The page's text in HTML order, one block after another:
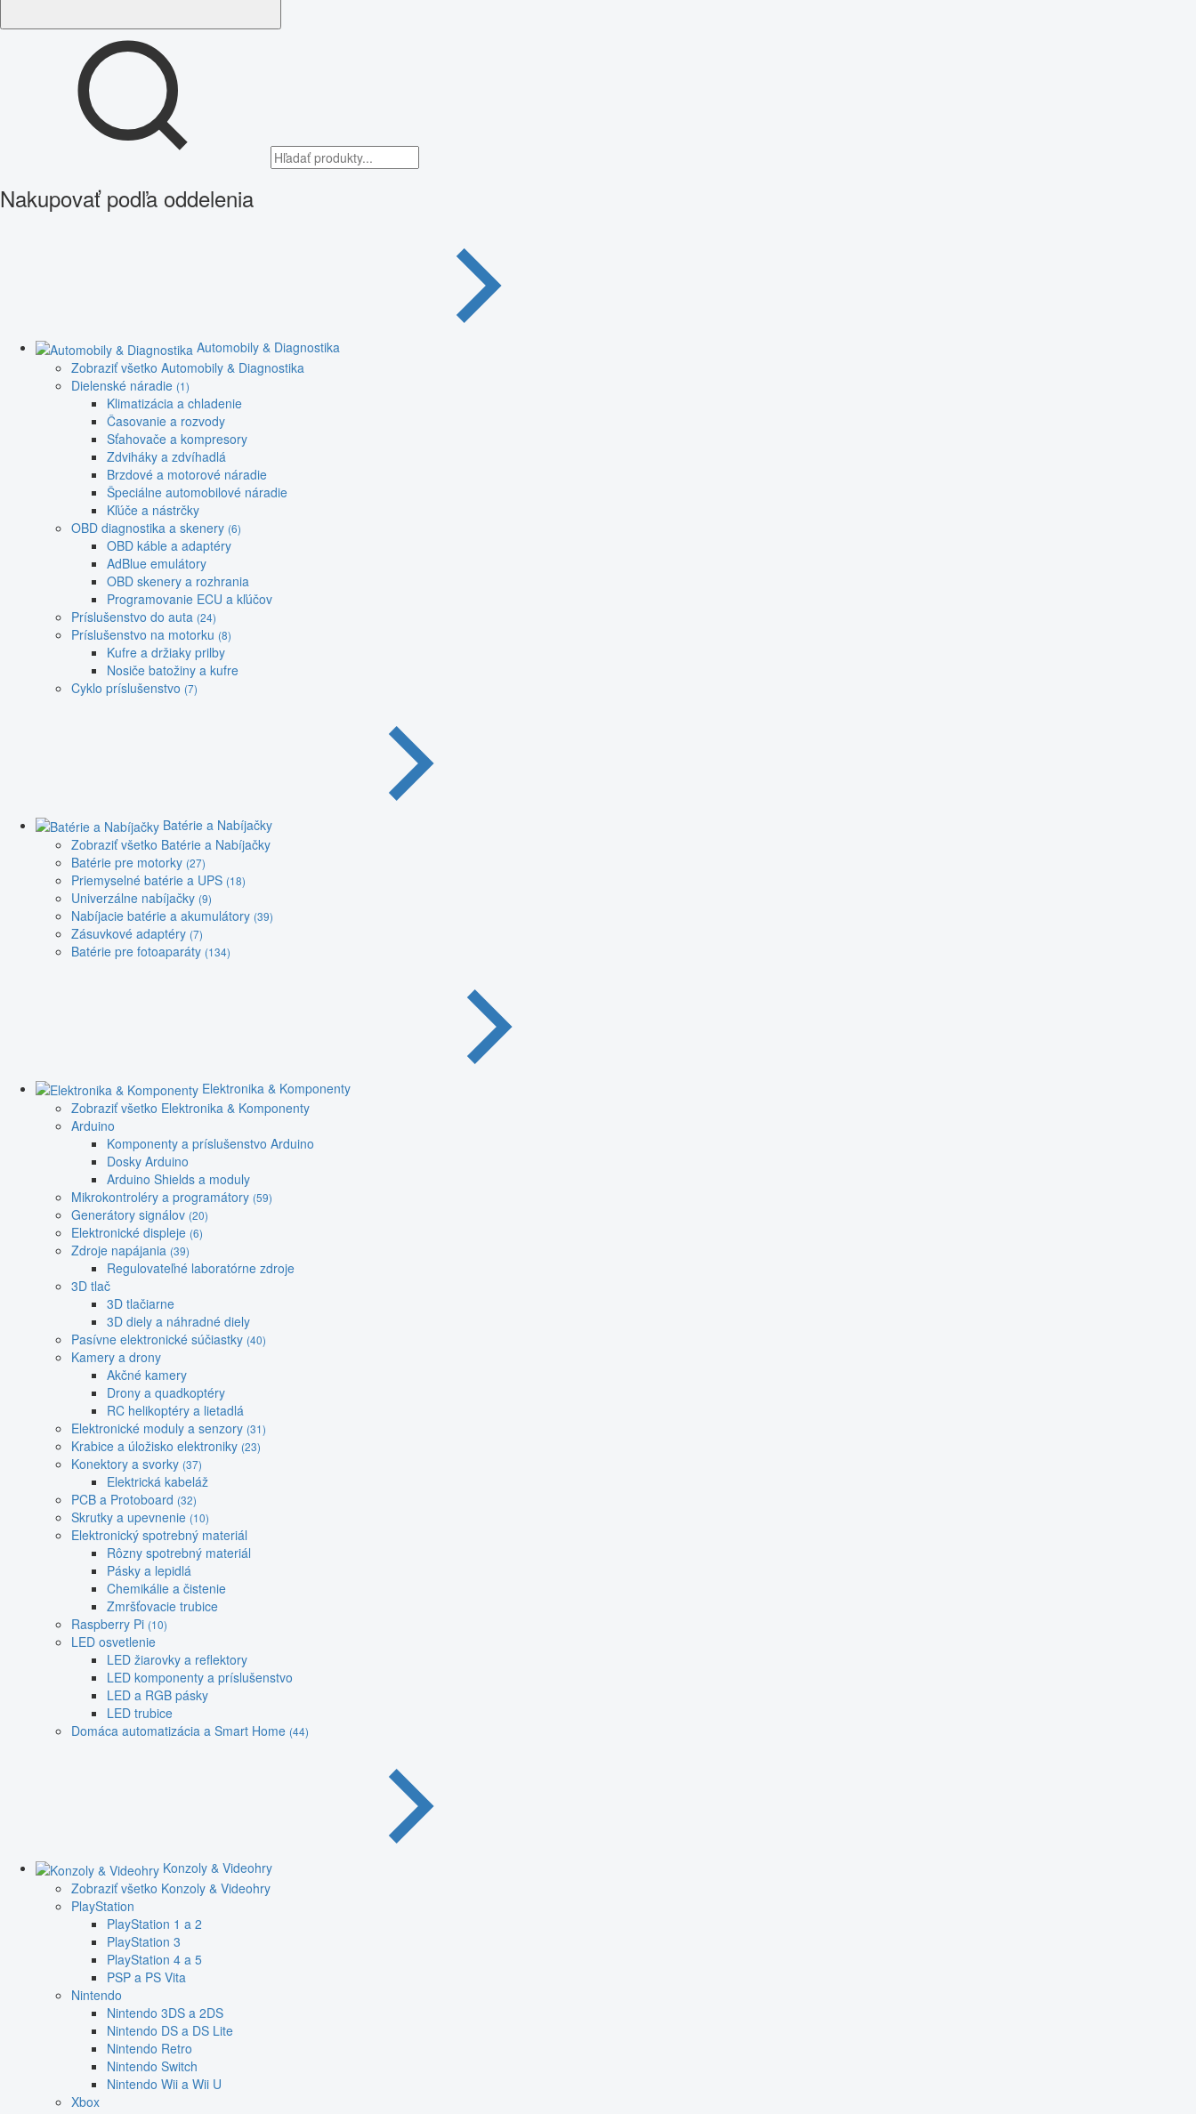
Nakupovať podľa oddelenia
Automobily & Diagnostika
Zobraziť všetko Automobily & Diagnostika
Dielenské náradie (1)
Klimatizácia a chladenie
Časovanie a rozvody
Sťahovače a kompresory
Zdviháky a zdvíhadlá
Brzdové a motorové náradie
Špeciálne automobilové náradie
Kľúče a nástrčky
OBD diagnostika a skenery (6)
OBD káble a adaptéry
AdBlue emulátory
OBD skenery a rozhrania
Programovanie ECU a kľúčov
Príslušenstvo do auta (24)
Príslušenstvo na motorku (8)
Kufre a držiaky prilby
Nosiče batožiny a kufre
Cyklo príslušenstvo (7)
Batérie a Nabíjačky
Zobraziť všetko Batérie a Nabíjačky
Batérie pre motorky (27)
Priemyselné batérie a UPS (18)
Univerzálne nabíjačky (9)
Nabíjacie batérie a akumulátory (39)
Zásuvkové adaptéry (7)
Batérie pre fotoaparáty (134)
Elektronika & Komponenty
Zobraziť všetko Elektronika & Komponenty
Arduino
Komponenty a príslušenstvo Arduino
Dosky Arduino
Arduino Shields a moduly
Mikrokontroléry a programátory (59)
Generátory signálov (20)
Elektronické displeje (6)
Zdroje napájania (39)
Regulovateľné laboratórne zdroje
3D tlač
3D tlačiarne
3D diely a náhradné diely
Pasívne elektronické súčiastky (40)
Kamery a drony
Akčné kamery
Drony a quadkoptéry
RC helikoptéry a lietadlá
Elektronické moduly a senzory (31)
Krabice a úložisko elektroniky (23)
Konektory a svorky (37)
Elektrická kabeláž
PCB a Protoboard (32)
Skrutky a upevnenie (10)
Elektronický spotrebný materiál
Rôzny spotrebný materiál
Pásky a lepidlá
Chemikálie a čistenie
Zmršťovacie trubice
Raspberry Pi (10)
LED osvetlenie
LED žiarovky a reflektory
LED komponenty a príslušenstvo
LED a RGB pásky
LED trubice
Domáca automatizácia a Smart Home (44)
Konzoly & Videohry
Zobraziť všetko Konzoly & Videohry
PlayStation
PlayStation 1 a 2
PlayStation 3
PlayStation 4 a 5
PSP a PS Vita
Nintendo
Nintendo 3DS a 2DS
Nintendo DS a DS Lite
Nintendo Retro
Nintendo Switch
Nintendo Wii a Wii U
Xbox